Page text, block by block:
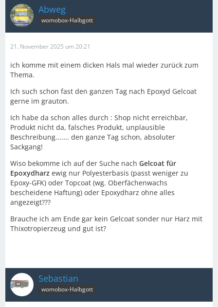
Abweg
womobox-Halbgott
21. November 2025 um 20:21
ich komme mit einem dicken Hals mal wieder zurück zum
Thema.
Ich such schon fast den ganzen Tag nach Epoxyd Gelcoat
gerne im grauton.
Ich habe da schon alles durch : Shop nicht erreichbar,
Produkt nicht da, falsches Produkt, unplausible
Beschreibung....... den ganze Tag schon, absoluter
Sackgang!
Wiso bekomme ich auf der Suche nach Gelcoat für
Epoxydharz ewig nur Polyesterbasis (passt weniger zu
Epoxy-GFK) oder Topcoat (wg. Oberfächenwachs
bescheidene Haftung) oder Epoxydharz ohne alles
angezeigt???
Brauche ich am Ende gar kein Gelcoat sonder nur Harz mit
Thixotropierzeug und gut ist?
Sebastian
womobox-Halbgott